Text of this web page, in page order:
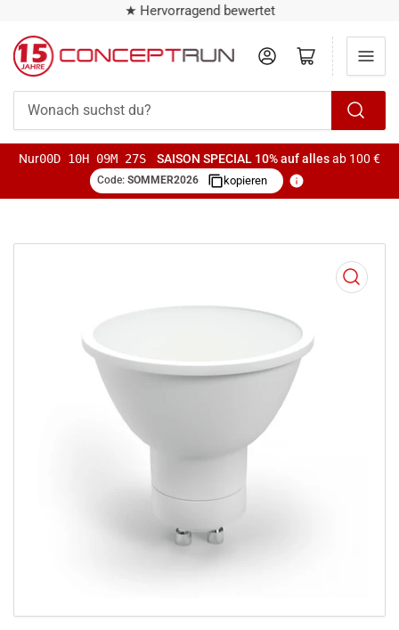
★ Hervorragend bewertet
suchst
AnmeldenMini-Warenkorb öffnen
Nur00D 10H 09M 27S SAISON SPECIAL 10% auf allesab 100 €
Code: SOMMER2026 kopieren